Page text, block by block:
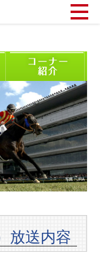
放送内容